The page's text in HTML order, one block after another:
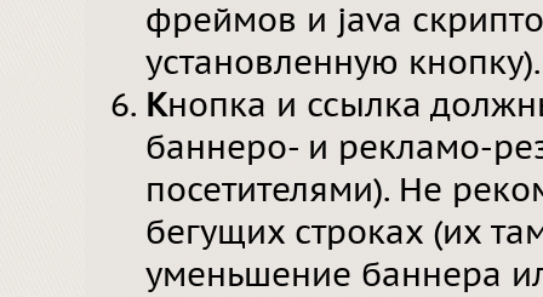
фреймов и java
установленную кнопку).
Кнопка и ссылка
баннеро- и рекламо-
посетителями). Не
бегущих строках (их
уменьшение баннера